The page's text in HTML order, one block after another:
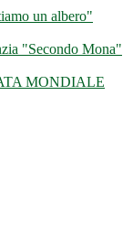
un albero"
"Secondo Mona"
MONDIALE